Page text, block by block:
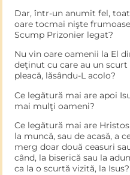
Dar, într-un anumit fel,
oare tocmai nişte
Scump Prizonier legat?
Nu vin oare oamenii la El
deţinut cu care au un
pleacă, lăsându-L acolo?
Ce legătură mai are apoi
mai mulţi oameni?
Ce legătură mai are
la muncă, sau de acasă, a
merg doar două ceasuri
când, la biserică sau la
ca la o scurtă vizită, la Isus?